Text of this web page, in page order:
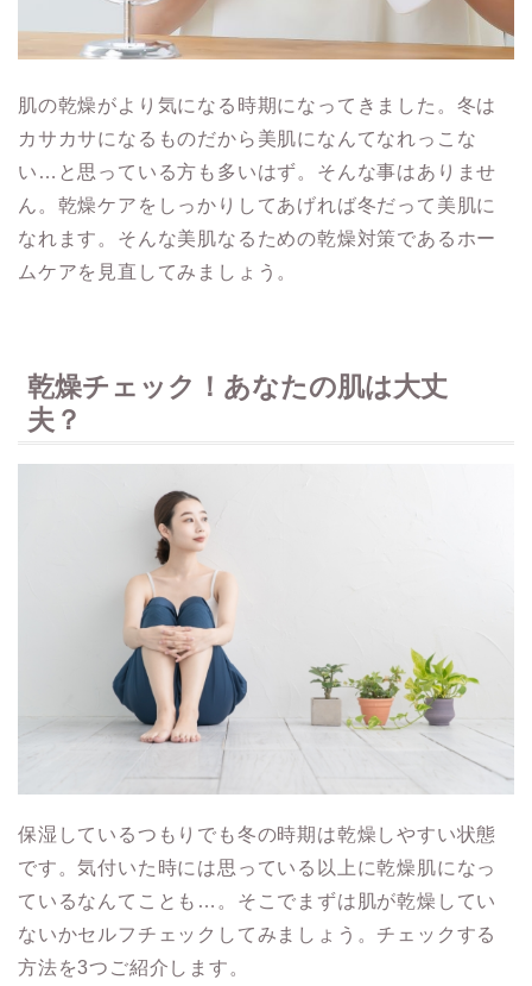
肌の乾燥がより気になる時期になってきました。冬は
カサカサになるものだから美肌になんてなれっこな
い…と思っている方も多いはず。そんな事はありませ
ん。乾燥ケアをしっかりしてあげれば冬だって美肌に
なれます。そんな美肌なるための乾燥対策であるホー
ムケアを見直してみましょう。
乾燥チェック！あなたの肌は大丈
夫？
保湿しているつもりでも冬の時期は乾燥しやすい状態
です。気付いた時には思っている以上に乾燥肌になっ
ているなんてことも…。そこでまずは肌が乾燥してい
ないかセルフチェックしてみましょう。チェックする
方法を3つご紹介します。